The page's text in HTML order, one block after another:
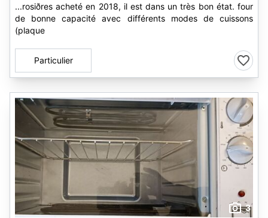
...rosiðres acheté en 2018, il est dans un très bon état. four
de bonne capacité avec différents modes de cuissons
(plaque
Particulier
3